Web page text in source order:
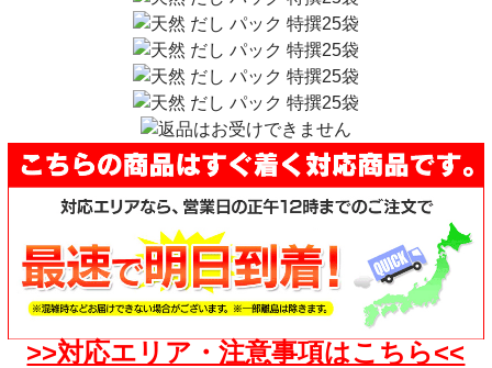
>>対応エリア・注意事項はこちら<<